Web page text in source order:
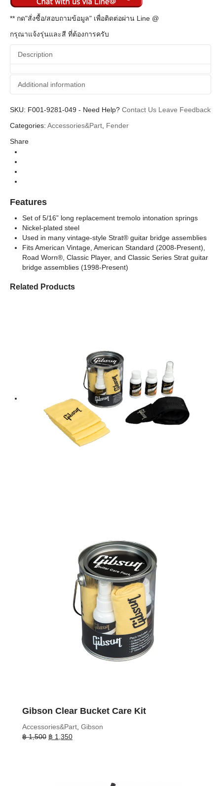
** กด"สั่งซื้อ/สอบถามข้อมูล" เพื่อติดต่อผ่าน Line @
กรุณาแจ้งรุ่นและสี ที่ต้องการครับ
Description
Additional information
Additional information
Brands Fender
SKU: F001-9281-049 - Need Help? Contact Us Leave Feedback
Categories: Accessories&Part, Fender
Share
Features
Set of 5/16” long replacement tremolo intonation springs
Nickel-plated steel
Used in many vintage-style Strat® guitar bridge assemblies
Fits American Vintage, American Standard (2008-Present),
Road Worn®, Classic Player, and Classic Series Strat guitar
bridge assemblies (1998-Present)
Related Products
Gibson Clear Bucket Care Kit
Accessories&Part, Gibson
฿1,500 Original
฿ 1,350Current